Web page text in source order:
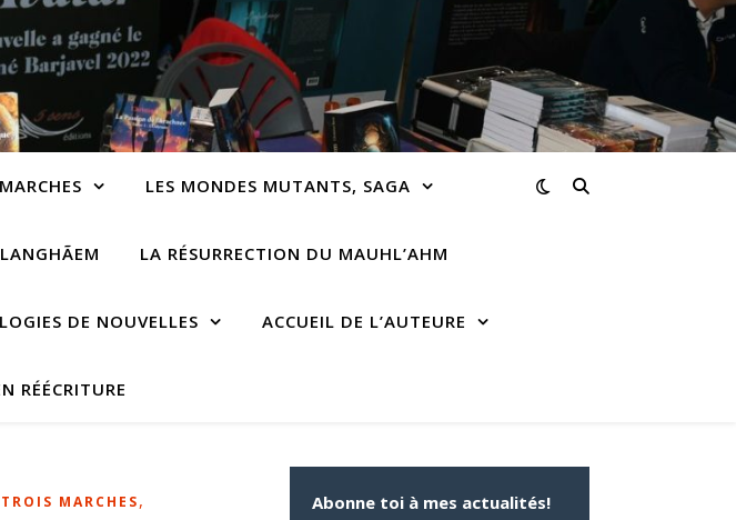
LES MONDES MUTANTS, SAGA
LA RÉSURRECTION DU MAUHL’AHM
DE NOUVELLES ACCUEIL DE L’AUTEURE
RÉÉCRITURE
MARCHES, Abonne toi à mes actualités!